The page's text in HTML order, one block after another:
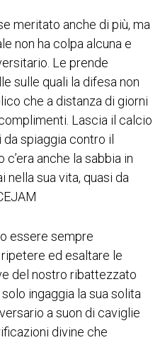
meritato anche di più, ma
non ha colpa alcuna e
Le prende
sulle quali la difesa non
che a distanza di giorni
Lascia il calcio
spiaggia contro il
anche la sabbia in
nella sua vita, quasi da
essere sempre
ed esaltare le
del nostro ribattezzato
solo ingaggia la sua solita
a suon di caviglie
divine che